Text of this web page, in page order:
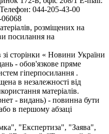
Телефон: 044-205-43-00
06068
розміщених на
посилання на
зі сторінки « Новини України
- обов'язкове пряме
гіперпосилання .
в незалежності від
матеріалів.
- видань) - повинна бути
в першому абзаці
"Експертиза", "Заява",